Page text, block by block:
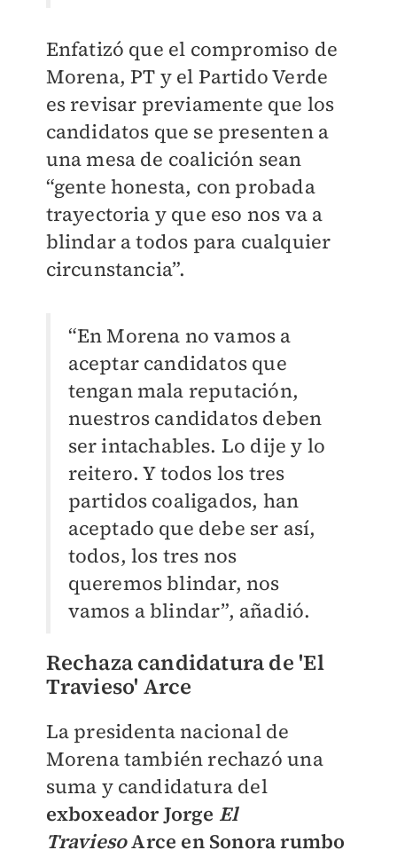
Enfatizó que el compromiso de
Morena, PT y el Partido Verde
es revisar previamente que los
candidatos que se presenten a
una mesa de coalición sean
“gente honesta, con probada
trayectoria y que eso nos va a
blindar a todos para cualquier
circunstancia”.
“En Morena no vamos a
aceptar candidatos que
tengan mala reputación,
nuestros candidatos deben
ser intachables. Lo dije y lo
reitero. Y todos los tres
partidos coaligados, han
aceptado que debe ser así,
todos, los tres nos
queremos blindar, nos
vamos a blindar”, añadió.
Rechaza candidatura de 'El
Travieso' Arce
La presidenta nacional de
Morena también rechazó una
suma y candidatura del
exboxeador Jorge El
TraviesoArce en Sonora rumbo